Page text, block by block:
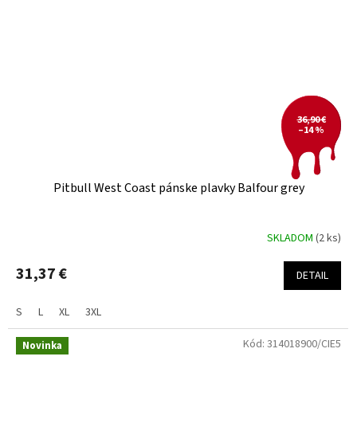
36,90 €
–14 %
Pitbull West Coast pánske plavky Balfour grey
SKLADOM (2 ks)
31,37 € DETAIL
S L XL 3XL
Novinka Kód: 314018900/CIE5